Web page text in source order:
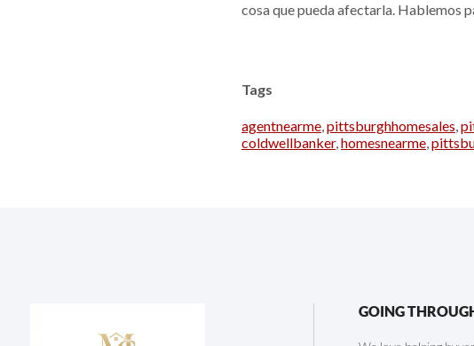
cosa que pueda afectarla. Hablemos
Tags
agentnearme,pittsburghhomesales,
coldwellbanker,homesnearme,
GOING